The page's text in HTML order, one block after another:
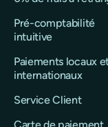
Pré-comptabilité
intuitive
Paiements locaux
internationaux
Service Client